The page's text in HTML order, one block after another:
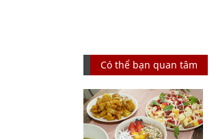
Có thể bạn quan tâm